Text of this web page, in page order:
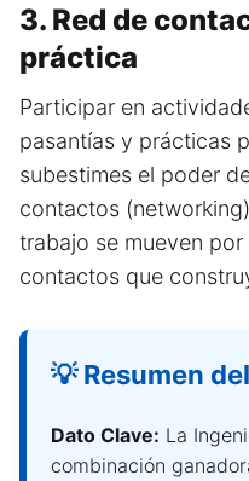
3. Red de
práctica
Participar en
pasantías y prácticas
subestimes el poder
contactos
trabajo se mueven
contactos que
💡 Resumen
Dato Clave: La
combinación